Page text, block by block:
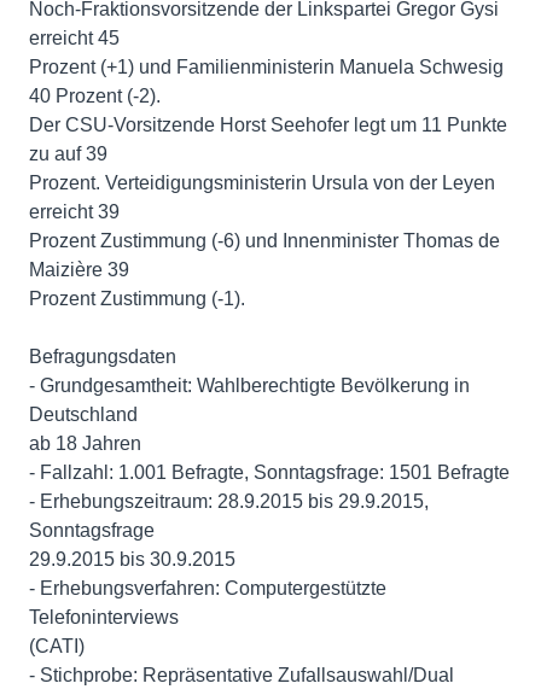
Noch-Fraktionsvorsitzende der Linkspartei Gregor Gysi
erreicht 45
Prozent (+1) und Familienministerin Manuela Schwesig
40 Prozent (-2).
Der CSU-Vorsitzende Horst Seehofer legt um 11 Punkte
zu auf 39
Prozent. Verteidigungsministerin Ursula von der Leyen
erreicht 39
Prozent Zustimmung (-6) und Innenminister Thomas de
Maizière 39
Prozent Zustimmung (-1).
Befragungsdaten
- Grundgesamtheit: Wahlberechtigte Bevölkerung in
Deutschland
ab 18 Jahren
- Fallzahl: 1.001 Befragte, Sonntagsfrage: 1501 Befragte
- Erhebungszeitraum: 28.9.2015 bis 29.9.2015,
Sonntagsfrage
29.9.2015 bis 30.9.2015
- Erhebungsverfahren: Computergestützte
Telefoninterviews
(CATI)
- Stichprobe: Repräsentative Zufallsauswahl/Dual